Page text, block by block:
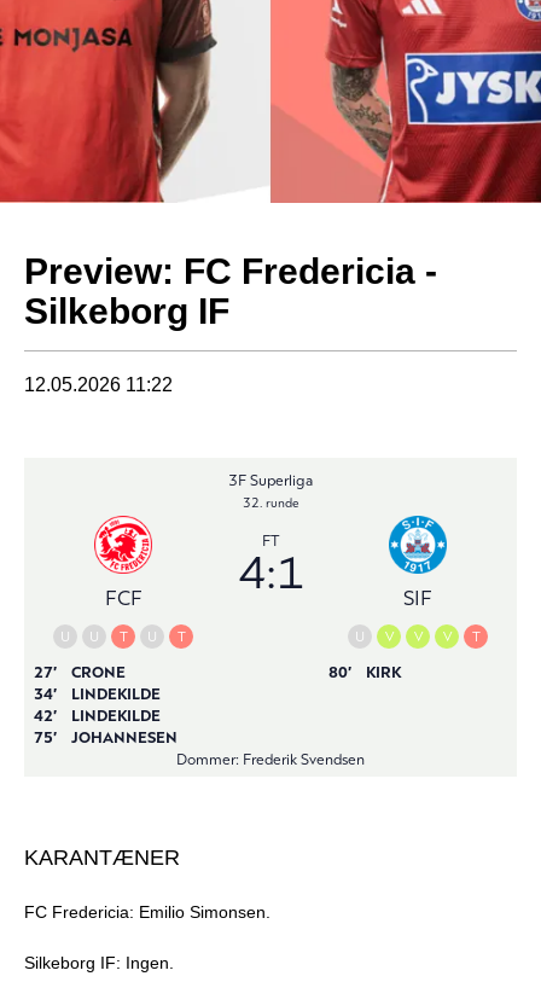
Preview: FC Fredericia -
Silkeborg IF
12.05.2026 11:22
KARANTÆNER
FC Fredericia: Emilio Simonsen.
Silkeborg IF: Ingen.